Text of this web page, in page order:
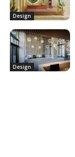
Design
Design